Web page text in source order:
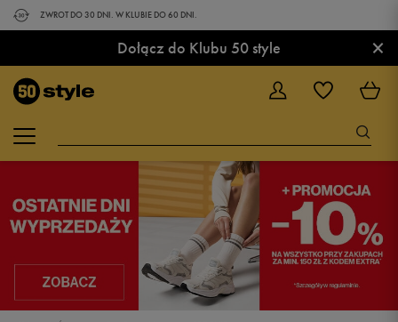
ZWROT DO 30 DNI. W KLUBIE DO 60 DNI.
Dołącz do Klubu 50 style ×